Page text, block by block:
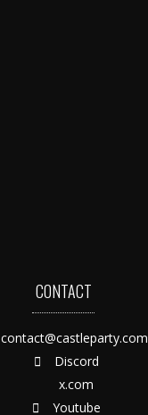
CONTACT
contact@castleparty.com
Discord
x.com
Youtube